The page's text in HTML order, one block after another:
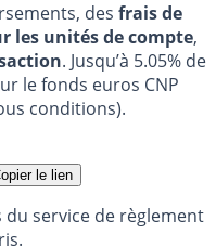
des frais de
les unités de compte,
. Jusqu’à 5.05% de
le fonds euros CNP
conditions).
le lien
service de règlement